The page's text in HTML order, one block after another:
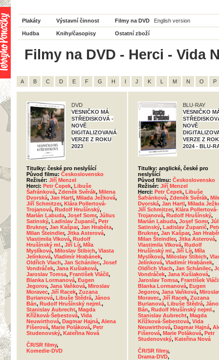
Plakáty Výstavní činnost Filmy na DVD English version
Hudba Knihy/časopisy Ostatní zboží
Filmy na DVD - Herci - Vida
A B C D E F G H I J K L M N O P
DVD
VESNIČKO MÁ
STŘEDISKOVÁ -
NOVĚ
DIGITALIZOVANÁ
VERZE Z ROKU
2023
Titulky: české pro neslyšící
Původ filmu: Československo
Režisér: Jiří Menzel
Herci: Petr Čepek, Libuše
Šafránková, Zdeněk Svěrák, Milena
Dvorská, Jan Hartl, Milada Ježková,
Jiří Schmitzer, Klára Pollertová-
Trojanová, Rudolf Hrušínský,
Marián Labuda, Josef Somr, Július
Satinský, Ladislav Županič, Petr
Brukner, Jan Kašpar, Jan Hraběta,
Milan Šteindler, Jitka Asterová,
Vlastimila Vlková, Rudolf
Hrušínský ml., Jiří Lír, Míla
Myslíková, Miloslav Štibich, Vlasta
Jelínková, Vladimír Hrabánek,
Oldřich Vlach, Jan Schánilec, Josef
Vondráček, Jana Kušiaková,
Jaroslav Tomsa, František Vláčil,
Blanka Lormanová, Eugen
Jegorov, Jana Vaňková, Miroslav
Moravec, Jiří Racek, Zuzana
Burianová, Libuše Štědrá, János
Bán, Rudolf Hrušínský nejml.,
Stanislav Aubrecht, Magda
Křížková-Šebestová, Vida
Neuwirthová, Dagmar Hajná, Alena
Fišerová, Marie Poláková, Petr
Studenovský, Kateřina Nová
ČR/SR filmy,
Komedie-DVD
BLU-RAY
VESNIČKO
NOVĚ
VERZE Z
2024 - BLU-
Titulky: anglické, české pro
neslyšící
Původ filmu: Československo
Režisér: Jiří Menzel
Herci: Petr Čepek, Libuše
Šafránková, Zdeněk Svěrák,
Dvorská, Jan Hartl, Milada
Jiří Schmitzer, Klára Pollertová-
Trojanová, Rudolf Hrušínský,
Marián Labuda, Josef Somr,
Satinský, Ladislav Županič,
Brukner, Jan Kašpar, Jan
Milan Šteindler, Jitka Asterová,
Vlastimila Vlková, Rudolf
Hrušínský ml., Jiří Lír, Míla
Myslíková, Miloslav Štibich,
Jelínková, Vladimír Hrabánek,
Oldřich Vlach, Jan Schánilec,
Vondráček, Jana Kušiaková,
Jaroslav Tomsa, František
Blanka Lormanová, Eugen
Jegorov, Jana Vaňková,
Moravec, Jiří Racek, Zuzana
Burianová, Libuše Štědrá,
Bán, Rudolf Hrušínský nejml.,
Stanislav Aubrecht, Magda
Křížková-Šebestová, Vida
Neuwirthová, Dagmar Hajná,
Fišerová, Marie Poláková, Petr
Studenovský, Kateřina Nová
ČR/SR filmy,
Drama-DVD,